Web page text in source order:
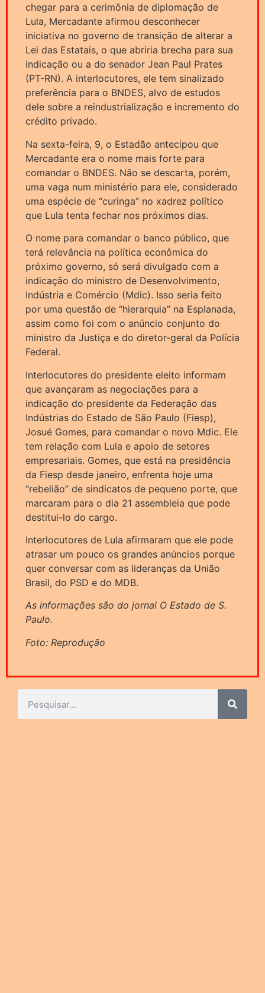
chegar para a cerimônia de diplomação de
Lula, Mercadante afirmou desconhecer
iniciativa no governo de transição de alterar a
Lei das Estatais, o que abriria brecha para sua
indicação ou a do senador Jean Paul Prates
(PT-RN). A interlocutores, ele tem sinalizado
preferência para o BNDES, alvo de estudos
dele sobre a reindustrialização e incremento do
crédito privado.
Na sexta-feira, 9, o Estadão antecipou que
Mercadante era o nome mais forte para
comandar o BNDES. Não se descarta, porém,
uma vaga num ministério para ele, considerado
uma espécie de “curinga” no xadrez político
que Lula tenta fechar nos próximos dias.
O nome para comandar o banco público, que
terá relevância na política econômica do
próximo governo, só será divulgado com a
indicação do ministro de Desenvolvimento,
Indústria e Comércio (Mdic). Isso seria feito
por uma questão de “hierarquia” na Esplanada,
assim como foi com o anúncio conjunto do
ministro da Justiça e do diretor-geral da Polícia
Federal.
Interlocutores do presidente eleito informam
que avançaram as negociações para a
indicação do presidente da Federação das
Indústrias do Estado de São Paulo (Fiesp),
Josué Gomes, para comandar o novo Mdic. Ele
tem relação com Lula e apoio de setores
empresariais. Gomes, que está na presidência
da Fiesp desde janeiro, enfrenta hoje uma
“rebelião” de sindicatos de pequeno porte, que
marcaram para o dia 21 assembleia que pode
destitui-lo do cargo.
Interlocutores de Lula afirmaram que ele pode
atrasar um pouco os grandes anúncios porque
quer conversar com as lideranças da União
Brasil, do PSD e do MDB.
As informações são do jornal O Estado de S.
Paulo.
Foto: Reprodução